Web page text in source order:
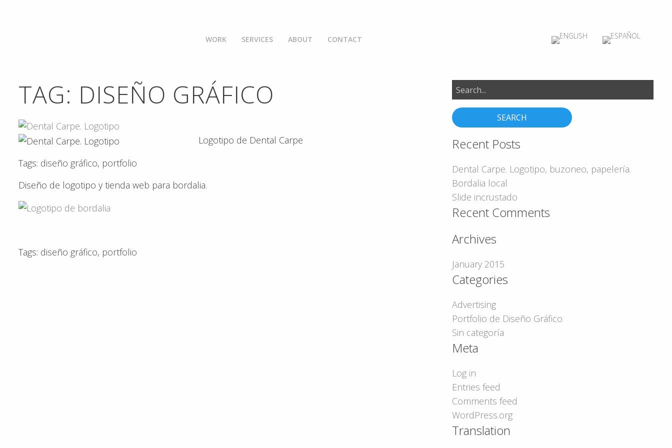
WORK SERVICES ABOUT CONTACT
TAG: DISEÑO GRÁFICO
Logotipo de Dental Carpe
Tags: diseño gráfico, portfolio
Diseño de logotipo y tienda web para bordalia.
Tags: diseño gráfico, portfolio
Search
for:
Recent Posts
Dental Carpe. Logotipo, buzoneo, papelería.
Bordalia local
Slide incrustado
Recent Comments
Archives
January 2015
Categories
Advertising
Portfolio de Diseño Gráfico
Sin categoría
Meta
Log in
Entries feed
Comments feed
WordPress.org
Translation